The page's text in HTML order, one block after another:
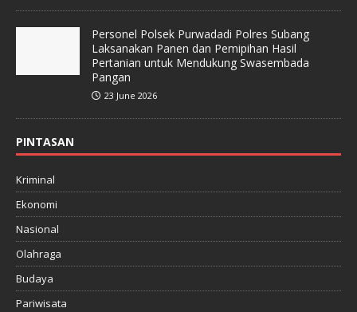
Personel Polsek Purwadadi Polres Subang
Laksanakan Panen dan Pemipihan Hasil
Pertanian untuk Mendukung Swasembada
Pangan
23 June 2026
PINTASAN
Kriminal
Ekonomi
Nasional
Olahraga
Budaya
Pariwisata